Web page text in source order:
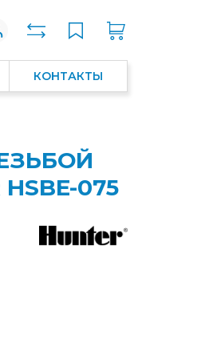
КОНТАКТЫ
075